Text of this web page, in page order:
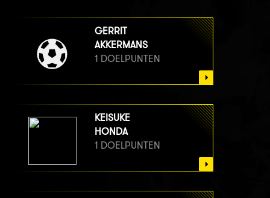
GERRIT
AKKERMANS
1 DOELPUNTEN
KEISUKE
HONDA
1 DOELPUNTEN